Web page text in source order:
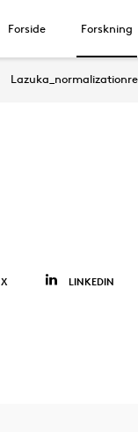
Forside Forskning
X LINKEDIN